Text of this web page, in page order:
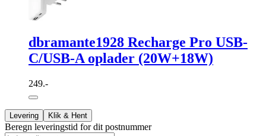
dbramante1928 Recharge Pro USB-
C/USB-A oplader (20W+18W)
249.-
Levering Klik & Hent
Beregn leveringstid for dit postnummer